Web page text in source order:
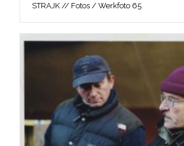
STRAJK // Fotos / Werkfoto 65